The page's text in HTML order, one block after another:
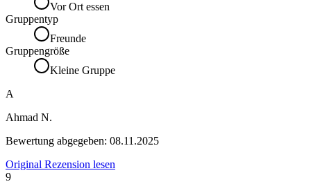
Vor Ort essen
Gruppentyp
Freunde
Gruppengröße
Kleine Gruppe
A
Ahmad N.
Bewertung abgegeben: 08.11.2025
Original Rezension lesen
9